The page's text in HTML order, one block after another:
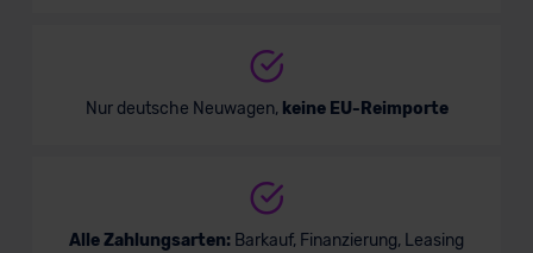
Nur deutsche Neuwagen, keine EU-Reimporte
Alle Zahlungsarten: Barkauf, Finanzierung, Leasing